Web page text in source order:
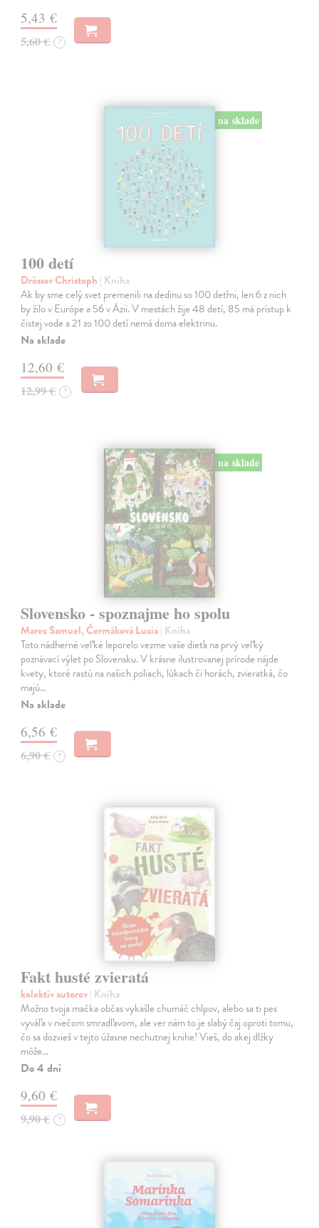
5,43 €
5,60 € ?
na sklade
100 detí
Drösser Christoph | Kniha
Ak by sme celý svet premenili na dedinu so 100 deťmi, len 6 z nich
by žilo v Európe a 56 v Ázii. V mestách žije 48 detí, 85 má prístup k
čistej vode a 21 zo 100 detí nemá doma elektrinu.
Na sklade
12,60 €
12,99 € ?
na sklade
Slovensko - spoznajme ho spolu
Marec Samuel, Čermáková Lucia| Kniha
Toto nádherné veľké leporelo vezme vaše dieťa na prvý veľký
poznávací výlet po Slovensku. V krásne ilustrovanej prírode nájde
kvety, ktoré rastú na našich poliach, lúkach či horách, zvieratká, čo
majú…
Na sklade
6,56 €
6,90 € ?
Fakt husté zvieratá
kolektív autorov| Kniha
Možno tvoja mačka občas vykašle chumáč chlpov, alebo sa ti pes
vyváľa v niečom smradľavom, ale ver nám to je slabý čaj oproti tomu,
čo sa dozvieš v tejto úžasne nechutnej knihe! Vieš, do akej dlžky
môže…
Do 4 dní
9,60 €
9,90 € ?